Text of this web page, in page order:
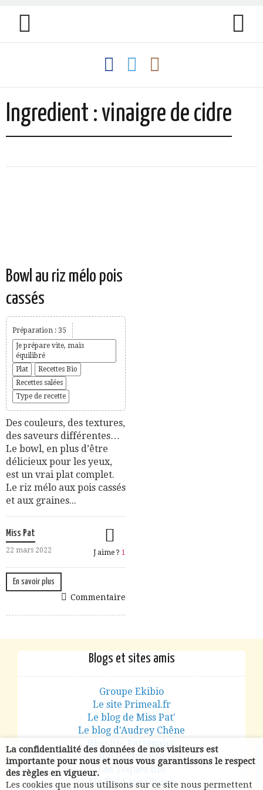
Ingredient : vinaigre de cidre
Bowl au riz mélo pois
cassés
Préparation : 35
Je prépare vite, mais
équilibré
Plat
Recettes Bio
Recettes salées
Type de recette
Des couleurs, des textures,
des saveurs différentes…
Le bowl, en plus d’être
délicieux pour les yeux,
est un vrai plat complet.
Le riz mélo aux pois cassés
et aux graines...
Miss Pat
22 mars 2022 J aime ? 1
En savoir plus
Commentaire
Blogs et sites amis
Groupe Ekibio
Le site Primeal.fr
Le blog de Miss Pat'
Le blog d'Audrey Chêne
Blog Bio Partenaire
Bio Partenaire
Les Toques Bio
Ma Vie Sans Gluten
La confidentialité des données de nos visiteurs est
importante pour nous et nous vous garantissons le respect
des règles en vigueur.
Les cookies que nous utilisons sur ce site nous permettent